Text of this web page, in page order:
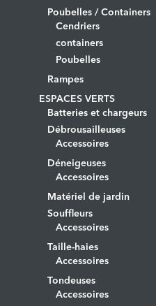
Poubelles / Containers
Cendriers
containers
Poubelles
Rampes
ESPACES VERTS
Batteries et chargeurs
Débrousailleuses
Accessoires
Déneigeuses
Accessoires
Matériel de jardin
Souffleurs
Accessoires
Taille-haies
Accessoires
Tondeuses
Accessoires